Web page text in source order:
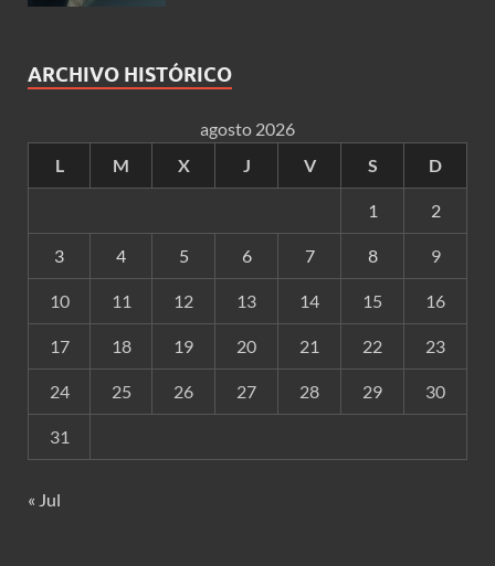
ARCHIVO HISTÓRICO
agosto 2026
L
M X J V S D
1 2
3 4 5 6 7 8 9
10 11 12 13 14 15 16
17 18 19 20 21 22 23
24 25 26 27 28 29 30
31
« Jul